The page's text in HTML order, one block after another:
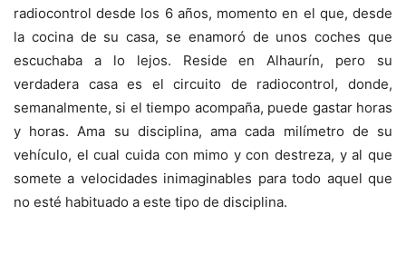
radiocontrol desde los 6 años, momento en el que, desde
la cocina de su casa, se enamoró de unos coches que
escuchaba a lo lejos. Reside en Alhaurín, pero su
verdadera casa es el circuito de radiocontrol, donde,
semanalmente, si el tiempo acompaña, puede gastar horas
y horas. Ama su disciplina, ama cada milímetro de su
vehículo, el cual cuida con mimo y con destreza, y al que
somete a velocidades inimaginables para todo aquel que
no esté habituado a este tipo de disciplina.